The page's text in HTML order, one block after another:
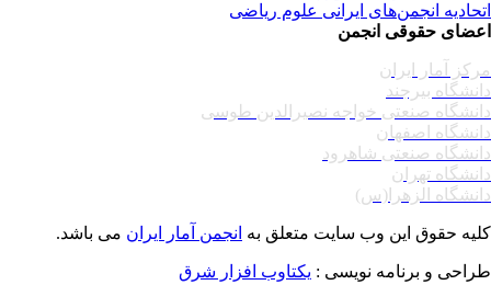
انجمن‌های ایرانی علوم ریاضی
حقوقی انجمن
آمار ایران
بیرجند
صنعتی خواجه نصیرالدین طوسی
اصفهان
صنعتی شاهرود
تهران
الزهرا(س)
حقوق این وب سایت متعلق بهانجمن آمار ایرانمی باشد.
و برنامه نویسی : یکتاوب افزار شرق